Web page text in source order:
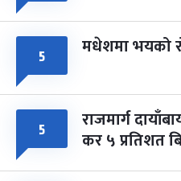
५ मधेशमा भयको
५ राजमार्ग
कर ५ प्रतिशत